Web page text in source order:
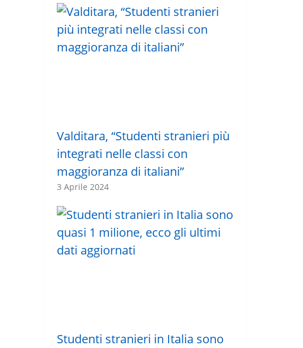
Valditara, “Studenti stranieri più
integrati nelle classi con
maggioranza di italiani”
3 Aprile 2024
Studenti stranieri in Italia sono